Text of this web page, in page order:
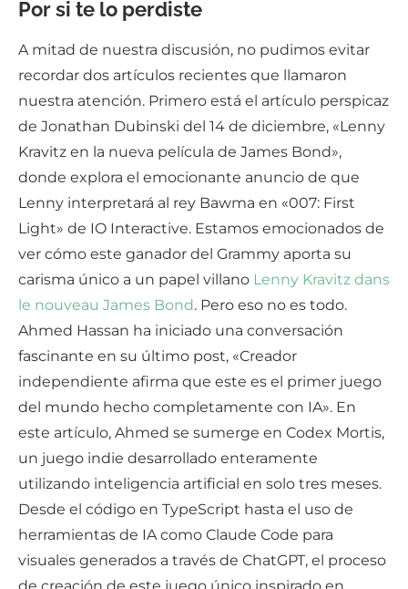
Por si te lo perdiste
A mitad de nuestra discusión, no pudimos evitar
recordar dos artículos recientes que llamaron
nuestra atención. Primero está el artículo perspicaz
de Jonathan Dubinski del 14 de diciembre, «Lenny
Kravitz en la nueva película de James Bond»,
donde explora el emocionante anuncio de que
Lenny interpretará al rey Bawma en «007: First
Light» de IO Interactive. Estamos emocionados de
ver cómo este ganador del Grammy aporta su
carisma único a un papel villano Lenny Kravitz dans
le nouveau James Bond. Pero eso no es todo.
Ahmed Hassan ha iniciado una conversación
fascinante en su último post, «Creador
independiente afirma que este es el primer juego
del mundo hecho completamente con IA». En
este artículo, Ahmed se sumerge en Codex Mortis,
un juego indie desarrollado enteramente
utilizando inteligencia artificial en solo tres meses.
Desde el código en TypeScript hasta el uso de
herramientas de IA como Claude Code para
visuales generados a través de ChatGPT, el proceso